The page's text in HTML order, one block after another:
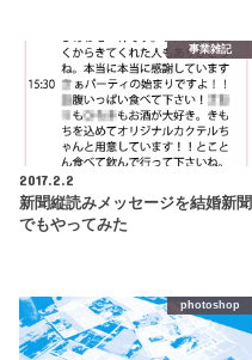
事業雑記
2017.2.2
新聞縦読みメッセージを結婚新聞
でもやってみた
photoshop